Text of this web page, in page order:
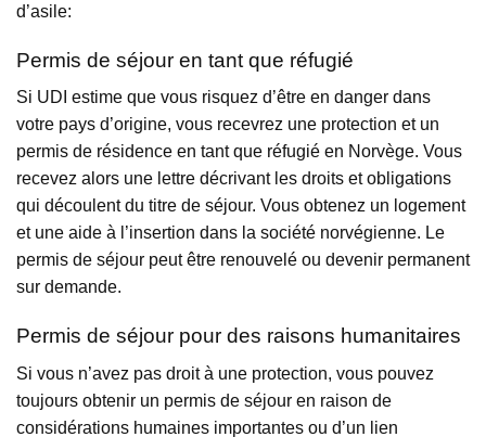
d’asile:
Permis de séjour en tant que réfugié
Si UDI estime que vous risquez d’être en danger dans
votre pays d’origine, vous recevrez une protection et un
permis de résidence en tant que réfugié en Norvège. Vous
recevez alors une lettre décrivant les droits et obligations
qui découlent du titre de séjour. Vous obtenez un logement
et une aide à l’insertion dans la société norvégienne. Le
permis de séjour peut être renouvelé ou devenir permanent
sur demande.
Permis de séjour pour des raisons humanitaires
Si vous n’avez pas droit à une protection, vous pouvez
toujours obtenir un permis de séjour en raison de
considérations humaines importantes ou d’un lien